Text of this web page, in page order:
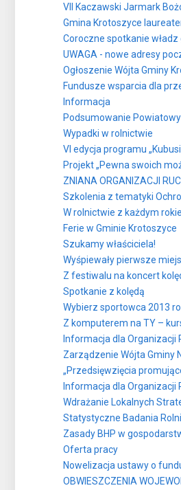
VII Kaczawski Jarmark
Gmina Krotoszyce
Coroczne spotkanie
UWAGA - nowe adresy
Ogłoszenie Wójta Gminy
Fundusze wsparcia dla
Informacja
Podsumowanie
Wypadki w rolnictwie
VI edycja programu
Projekt „Pewna swoich
ZNIANA ORGANIZACJI
Szkolenia z tematyki
W rolnictwie z każdym
Ferie w Gminie Krotoszyce
Szukamy właściciela!
Wyśpiewały pierwsze
Z festiwalu na koncert
Spotkanie z kolędą
Wybierz sportowca 2013
Z komputerem na TY –
Informacja dla Organizacji
Zarządzenie Wójta Gminy
„Przedsięwzięcia
Informacja dla Organizacji
Wdrażanie Lokalnych
Statystyczne Badania
Zasady BHP w
Oferta pracy
Nowelizacja ustawy o
OBWIESZCZENIA